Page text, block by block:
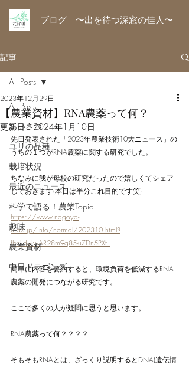
ブログ 〜出を待つ深窓の佳人〜
記事
All Posts
あいさつ
ユリの品種
栽培状況
最近のニュース
科学で語る！農業Topic
趣味
農業資材
中日ドラゴンズ
All Posts
【農業資材】RNA農薬って何？
2023年12月29日
更新日：2024年1月10日
先日発表された「2023年農業技術10大ニュース」の
うちの１つがRNA農薬に関する研究でした。
ちなみに我が母校の研究だったので嬉しくてシェア
しておきます(本日は半分これ目的です笑)
https://www.nagoya-
u.ac.jp/info/normal/202310.html?
fbclid=IwAR28m9q85-uZDn5PXf_
簡単に内容を要約すると、環境負荷を低減するRNA
農薬の開発につながる研究です。
ここで多くの人が疑問に思うと思います。
RNA農薬って何？？？？
そもそもRNAとは、ざっくり説明するとDNA(遺伝情